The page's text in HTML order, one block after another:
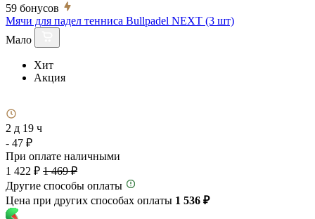
59 бонусов
Мячи для падел тенниса Bullpadel NEXT (3 шт)
Мало
Хит
Акция
2 д 19 ч
- 47 ₽
При оплате наличными
1 422 ₽ 1 469 ₽
Другие способы оплаты
Цена при других способах оплаты 1 536 ₽